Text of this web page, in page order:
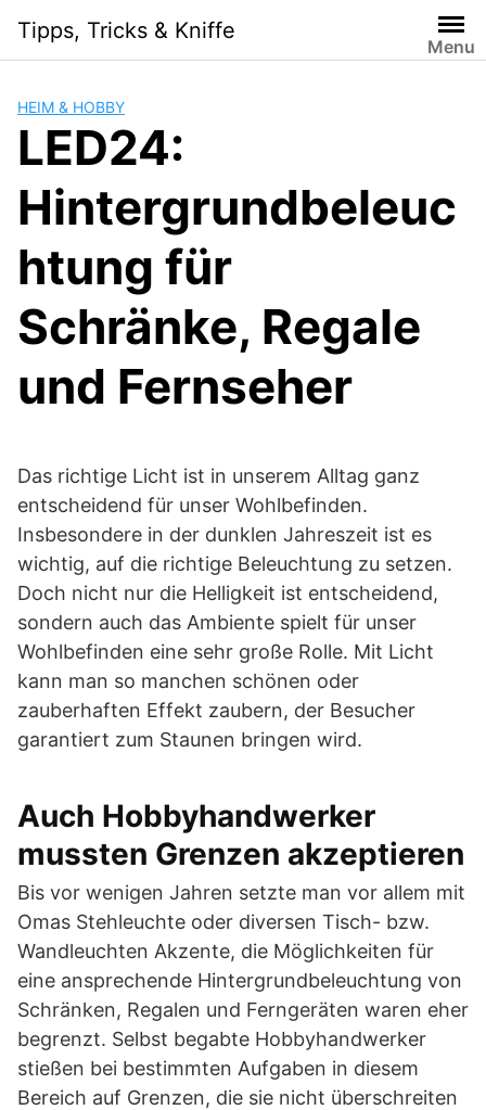
content
Tipps, Tricks & Kniffe
Menu
HEIM & HOBBY
LED24:
Hintergrundbeleuc
htung für
Schränke, Regale
und Fernseher
Das richtige Licht ist in unserem Alltag ganz
entscheidend für unser Wohlbefinden.
Insbesondere in der dunklen Jahreszeit ist es
wichtig, auf die richtige Beleuchtung zu setzen.
Doch nicht nur die Helligkeit ist entscheidend,
sondern auch das Ambiente spielt für unser
Wohlbefinden eine sehr große Rolle. Mit Licht
kann man so manchen schönen oder
zauberhaften Effekt zaubern, der Besucher
garantiert zum Staunen bringen wird.
Auch Hobbyhandwerker
mussten Grenzen akzeptieren
Bis vor wenigen Jahren setzte man vor allem mit
Omas Stehleuchte oder diversen Tisch- bzw.
Wandleuchten Akzente, die Möglichkeiten für
eine ansprechende Hintergrundbeleuchtung von
Schränken, Regalen und Ferngeräten waren eher
begrenzt. Selbst begabte Hobbyhandwerker
stießen bei bestimmten Aufgaben in diesem
Bereich auf Grenzen, die sie nicht überschreiten